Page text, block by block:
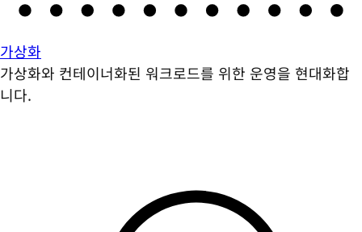
가상화
가상화와 컨테이너화된 워크로드를 위한 운영을 현대화합
니다.